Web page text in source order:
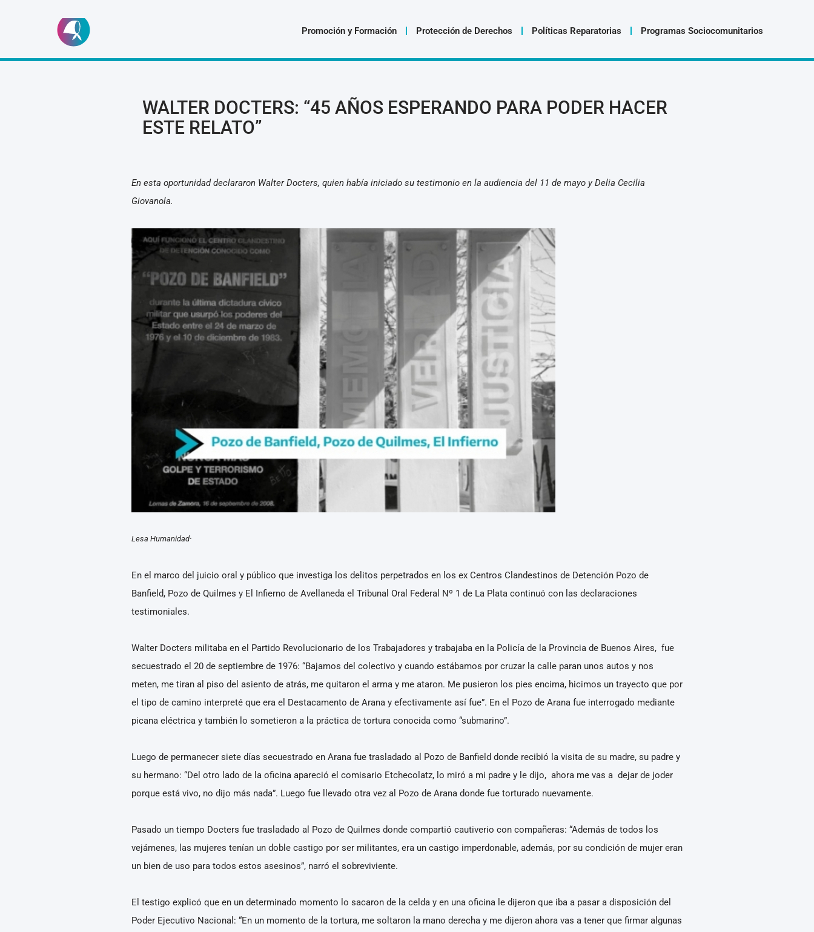
Promoción y Formación Protección de Derechos Políticas Reparatorias Programas Sociocomunitarios
WALTER DOCTERS: “45 AÑOS ESPERANDO PARA PODER HACER
ESTE RELATO”
En esta oportunidad declararon Walter Docters, quien había iniciado su testimonio en la audiencia del 11 de mayo y Delia Cecilia
Giovanola.
Lesa Humanidad.
En el marco del juicio oral y público que investiga los delitos perpetrados en los ex Centros Clandestinos de Detención Pozo de
Banfield, Pozo de Quilmes y El Infierno de Avellaneda el Tribunal Oral Federal Nº 1 de La Plata continuó con las declaraciones
testimoniales.
Walter Docters militaba en el Partido Revolucionario de los Trabajadores y trabajaba en la Policía de la Provincia de Buenos Aires, fue
secuestrado el 20 de septiembre de 1976: “Bajamos del colectivo y cuando estábamos por cruzar la calle paran unos autos y nos
meten, me tiran al piso del asiento de atrás, me quitaron el arma y me ataron. Me pusieron los pies encima, hicimos un trayecto que por
el tipo de camino interpreté que era el Destacamento de Arana y efectivamente así fue”. En el Pozo de Arana fue interrogado mediante
picana eléctrica y también lo sometieron a la práctica de tortura conocida como “submarino”.
Luego de permanecer siete días secuestrado en Arana fue trasladado al Pozo de Banfield donde recibió la visita de su madre, su padre y
su hermano: “Del otro lado de la oficina apareció el comisario Etchecolatz, lo miró a mi padre y le dijo, ahora me vas a dejar de joder
porque está vivo, no dijo más nada”. Luego fue llevado otra vez al Pozo de Arana donde fue torturado nuevamente.
Pasado un tiempo Docters fue trasladado al Pozo de Quilmes donde compartió cautiverio con compañeras: “Además de todos los
vejámenes, las mujeres tenían un doble castigo por ser militantes, era un castigo imperdonable, además, por su condición de mujer eran
un bien de uso para todos estos asesinos”, narró el sobreviviente.
El testigo explicó que en un determinado momento lo sacaron de la celda y en una oficina le dijeron que iba a pasar a disposición del
Poder Ejecutivo Nacional: “En un momento de la tortura, me soltaron la mano derecha y me dijeron ahora vas a tener que firmar algunas